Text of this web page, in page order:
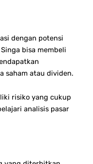
dengan potensi
bisa membeli
saham atau dividen.
risiko yang cukup
analisis pasar